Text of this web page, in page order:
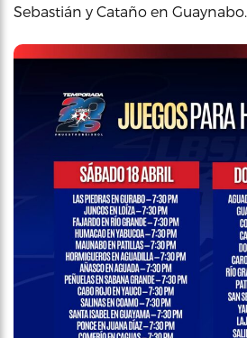
Sebastián y Cataño en Guaynabo.